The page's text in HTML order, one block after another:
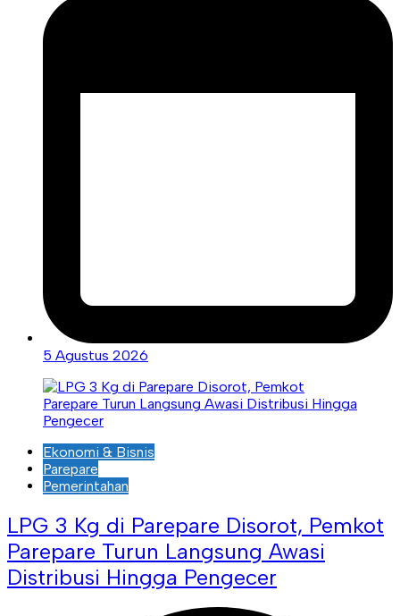
5 Agustus 2026
Ekonomi & Bisnis
Parepare
Pemerintahan
LPG 3 Kg di Parepare Disorot, Pemkot
Parepare Turun Langsung Awasi
Distribusi Hingga Pengecer